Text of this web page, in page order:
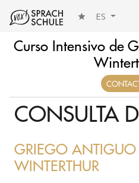
ES
Curso Intensivo de
CONSULTA
GRIEGO ANTIGUO
WINTERTHUR